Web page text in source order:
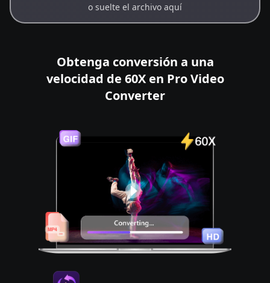
o suelte el archivo aquí
Obtenga conversión a una
velocidad de 60X en Pro Video
Converter